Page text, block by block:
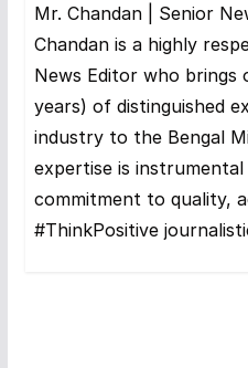
Mr. Chandan | Senior
Chandan is a highly
News Editor who brings
years) of distinguished
industry to the Bengal
expertise is
commitment to quality,
#ThinkPositive